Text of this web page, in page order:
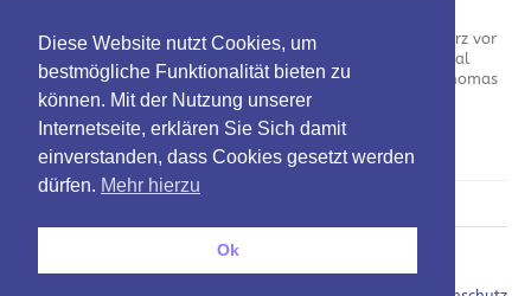
Die Skyliners Frankfurt haben kurz vor
dem Trainingsauftakt noch einmal
eingekauft. Mit Aufbauspieler Thomas
Klepeisz kommt nicht nur ein
Scharfschütze, sondern auch ein
Meistermacher nach Hessen.
Oben
Diese Website nutzt Cookies, um
bestmögliche Funktionalität bieten zu
können. Mit der Nutzung unserer
Internetseite, erklären Sie Sich damit
einverstanden, dass Cookies gesetzt werden
dürfen. Mehr hierzu
Ok